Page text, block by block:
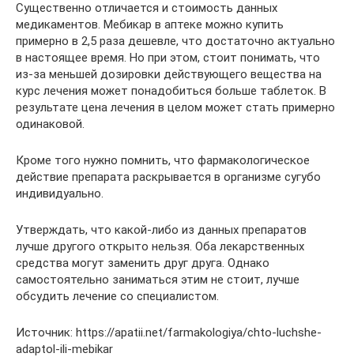
Существенно отличается и стоимость данных
медикаментов. Мебикар в аптеке можно купить
примерно в 2,5 раза дешевле, что достаточно актуально
в настоящее время. Но при этом, стоит понимать, что
из-за меньшей дозировки действующего вещества на
курс лечения может понадобиться больше таблеток. В
результате цена лечения в целом может стать примерно
одинаковой.
Кроме того нужно помнить, что фармакологическое
действие препарата раскрывается в организме сугубо
индивидуально.
Утверждать, что какой-либо из данных препаратов
лучше другого открыто нельзя. Оба лекарственных
средства могут заменить друг друга. Однако
самостоятельно заниматься этим не стоит, лучше
обсудить лечение со специалистом.
Источник: https://apatii.net/farmakologiya/chto-luchshe-
adaptol-ili-mebikar